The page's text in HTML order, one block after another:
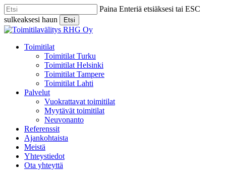
Skip
to
main
content
Paina Enteriä etsiäksesi tai ESC
sulkeaksesi haun
Etsi
Close
Menu
Toimitilat
Toimitilat Turku
Toimitilat Helsinki
Toimitilat Tampere
Toimitilat Lahti
Palvelut
Vuokrattavat toimitilat
Myytävät toimitilat
Neuvonanto
Referenssit
Ajankohtaista
Meistä
Yhteystiedot
Ota yhteyttä